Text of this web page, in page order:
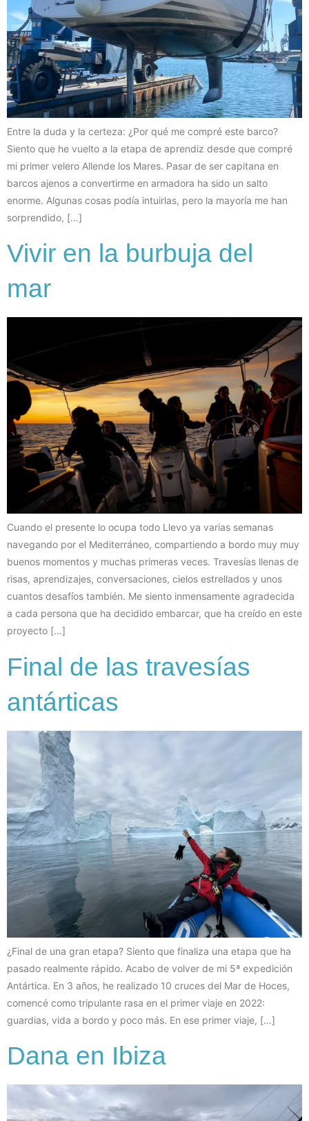
Entre la duda y la certeza: ¿Por qué me compré este barco?
Siento que he vuelto a la etapa de aprendiz desde que compré
mi primer velero Allende los Mares. Pasar de ser capitana en
barcos ajenos a convertirme en armadora ha sido un salto
enorme. Algunas cosas podía intuirlas, pero la mayoría me han
sorprendido, […]
Vivir en la burbuja del
mar
Cuando el presente lo ocupa todo Llevo ya varias semanas
navegando por el Mediterráneo, compartiendo a bordo muy muy
buenos momentos y muchas primeras veces. Travesías llenas de
risas, aprendizajes, conversaciones, cielos estrellados y unos
cuantos desafíos también. Me siento inmensamente agradecida
a cada persona que ha decidido embarcar, que ha creído en este
proyecto […]
Final de las travesías
antárticas
¿Final de una gran etapa? Siento que finaliza una etapa que ha
pasado realmente rápido. Acabo de volver de mi 5ª expedición
Antártica. En 3 años, he realizado 10 cruces del Mar de Hoces,
comencé como tripulante rasa en el primer viaje en 2022:
guardias, vida a bordo y poco más. En ese primer viaje, […]
Dana en Ibiza